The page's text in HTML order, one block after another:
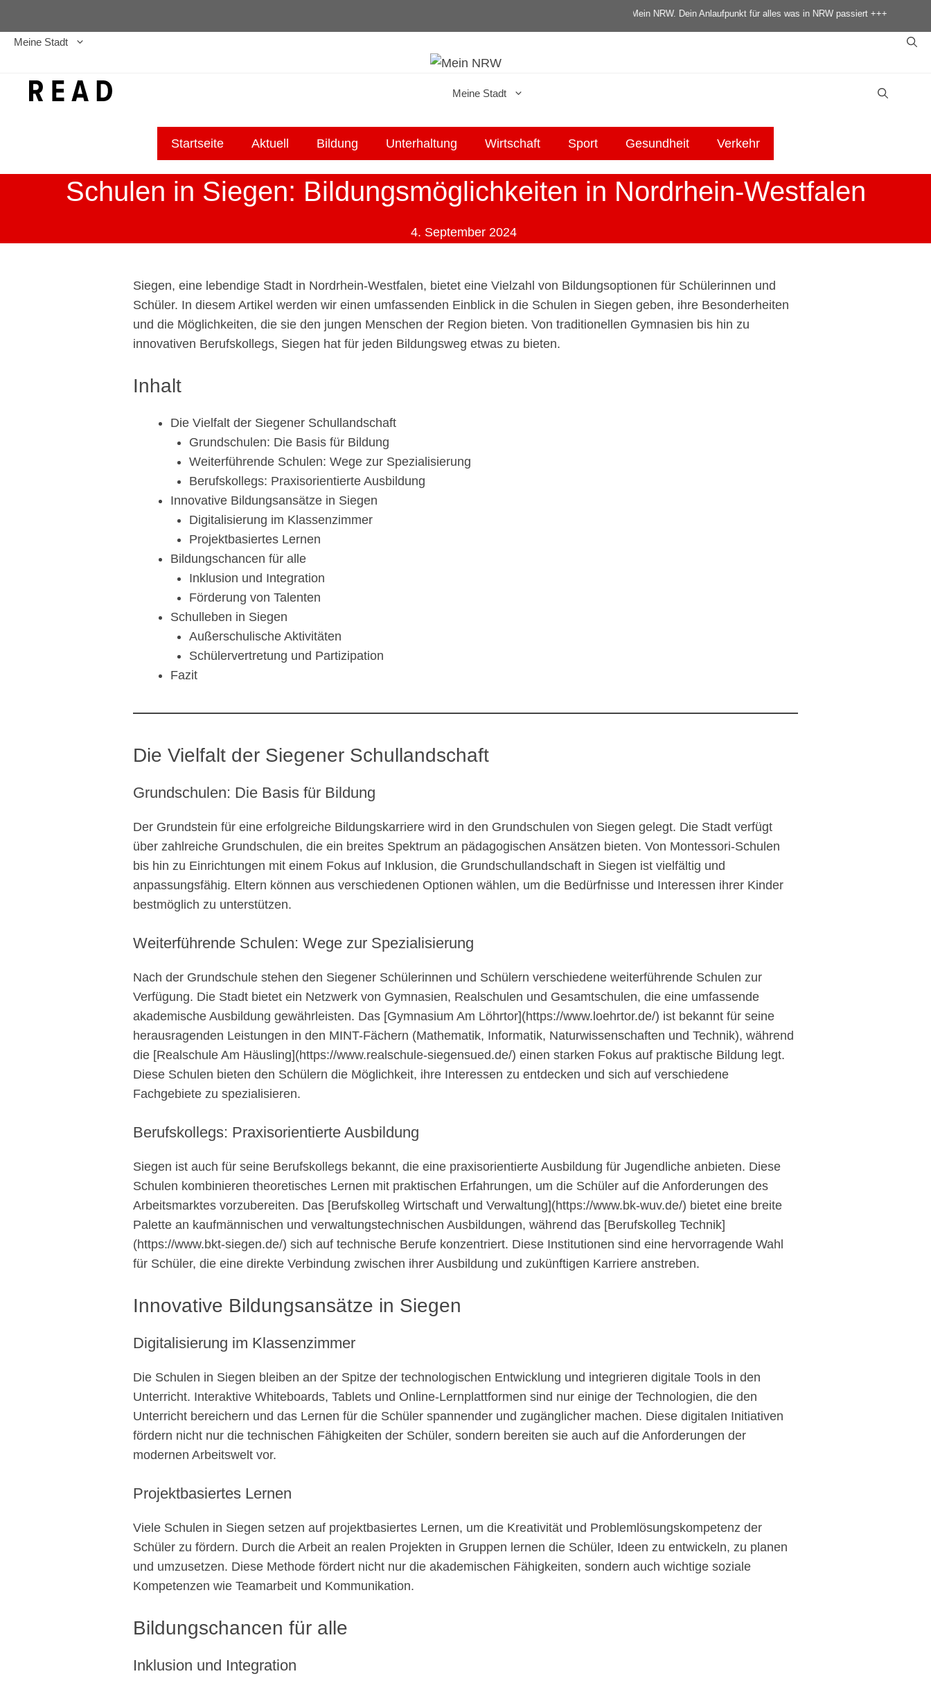
Inhalt
springen
+++ Mein NRW. Dein Anlaufpunkt für alles was in NRW passiert +++
Meine Stadt
Meine Stadt
Startseite Aktuell Bildung Unterhaltung Wirtschaft Sport Gesundheit Verkehr
Schulen in Siegen: Bildungsmöglichkeiten in Nordrhein-Westfalen
4. September 2024
Siegen, eine lebendige Stadt in Nordrhein-Westfalen, bietet eine Vielzahl von Bildungsoptionen für Schülerinnen und
Schüler. In diesem Artikel werden wir einen umfassenden Einblick in die Schulen in Siegen geben, ihre Besonderheiten
und die Möglichkeiten, die sie den jungen Menschen der Region bieten. Von traditionellen Gymnasien bis hin zu
innovativen Berufskollegs, Siegen hat für jeden Bildungsweg etwas zu bieten.
Inhalt
Die Vielfalt der Siegener Schullandschaft
Grundschulen: Die Basis für Bildung
Weiterführende Schulen: Wege zur Spezialisierung
Berufskollegs: Praxisorientierte Ausbildung
Innovative Bildungsansätze in Siegen
Digitalisierung im Klassenzimmer
Projektbasiertes Lernen
Bildungschancen für alle
Inklusion und Integration
Förderung von Talenten
Schulleben in Siegen
Außerschulische Aktivitäten
Schülervertretung und Partizipation
Fazit
Die Vielfalt der Siegener Schullandschaft
Grundschulen: Die Basis für Bildung
Der Grundstein für eine erfolgreiche Bildungskarriere wird in den Grundschulen von Siegen gelegt. Die Stadt verfügt
über zahlreiche Grundschulen, die ein breites Spektrum an pädagogischen Ansätzen bieten. Von Montessori-Schulen
bis hin zu Einrichtungen mit einem Fokus auf Inklusion, die Grundschullandschaft in Siegen ist vielfältig und
anpassungsfähig. Eltern können aus verschiedenen Optionen wählen, um die Bedürfnisse und Interessen ihrer Kinder
bestmöglich zu unterstützen.
Weiterführende Schulen: Wege zur Spezialisierung
Nach der Grundschule stehen den Siegener Schülerinnen und Schülern verschiedene weiterführende Schulen zur
Verfügung. Die Stadt bietet ein Netzwerk von Gymnasien, Realschulen und Gesamtschulen, die eine umfassende
akademische Ausbildung gewährleisten. Das [Gymnasium Am Löhrtor](https://www.loehrtor.de/) ist bekannt für seine
herausragenden Leistungen in den MINT-Fächern (Mathematik, Informatik, Naturwissenschaften und Technik), während
die [Realschule Am Häusling](https://www.realschule-siegensued.de/) einen starken Fokus auf praktische Bildung legt.
Diese Schulen bieten den Schülern die Möglichkeit, ihre Interessen zu entdecken und sich auf verschiedene
Fachgebiete zu spezialisieren.
Berufskollegs: Praxisorientierte Ausbildung
Siegen ist auch für seine Berufskollegs bekannt, die eine praxisorientierte Ausbildung für Jugendliche anbieten. Diese
Schulen kombinieren theoretisches Lernen mit praktischen Erfahrungen, um die Schüler auf die Anforderungen des
Arbeitsmarktes vorzubereiten. Das [Berufskolleg Wirtschaft und Verwaltung](https://www.bk-wuv.de/) bietet eine breite
Palette an kaufmännischen und verwaltungstechnischen Ausbildungen, während das [Berufskolleg Technik]
(https://www.bkt-siegen.de/) sich auf technische Berufe konzentriert. Diese Institutionen sind eine hervorragende Wahl
für Schüler, die eine direkte Verbindung zwischen ihrer Ausbildung und zukünftigen Karriere anstreben.
Innovative Bildungsansätze in Siegen
Digitalisierung im Klassenzimmer
Die Schulen in Siegen bleiben an der Spitze der technologischen Entwicklung und integrieren digitale Tools in den
Unterricht. Interaktive Whiteboards, Tablets und Online-Lernplattformen sind nur einige der Technologien, die den
Unterricht bereichern und das Lernen für die Schüler spannender und zugänglicher machen. Diese digitalen Initiativen
fördern nicht nur die technischen Fähigkeiten der Schüler, sondern bereiten sie auch auf die Anforderungen der
modernen Arbeitswelt vor.
Projektbasiertes Lernen
Viele Schulen in Siegen setzen auf projektbasiertes Lernen, um die Kreativität und Problemlösungskompetenz der
Schüler zu fördern. Durch die Arbeit an realen Projekten in Gruppen lernen die Schüler, Ideen zu entwickeln, zu planen
und umzusetzen. Diese Methode fördert nicht nur die akademischen Fähigkeiten, sondern auch wichtige soziale
Kompetenzen wie Teamarbeit und Kommunikation.
Bildungschancen für alle
Inklusion und Integration